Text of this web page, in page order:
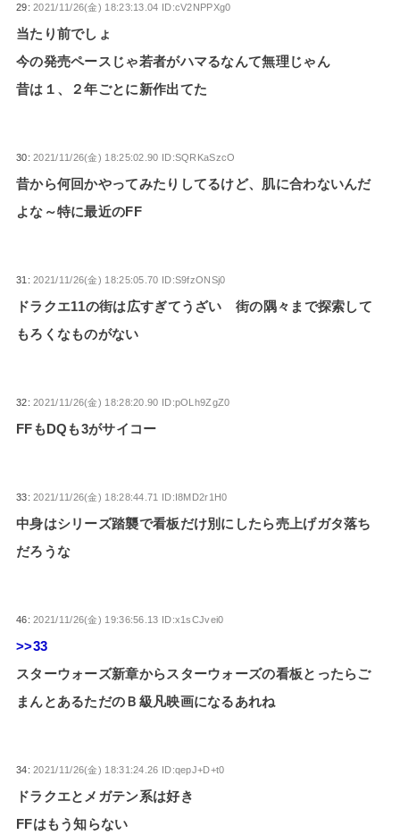
29: 2021/11/26(金) 18:23:13.04 ID:cV2NPPXg0
当たり前でしょ
今の発売ペースじゃ若者がハマるなんて無理じゃん
昔は１、２年ごとに新作出てた
30: 2021/11/26(金) 18:25:02.90 ID:SQRKaSzcO
昔から何回かやってみたりしてるけど、肌に合わないんだ
よな～特に最近のFF
31: 2021/11/26(金) 18:25:05.70 ID:S9fzONSj0
ドラクエ11の街は広すぎてうざい 街の隅々まで探索して
もろくなものがない
32: 2021/11/26(金) 18:28:20.90 ID:pOLh9ZgZ0
FFもDQも3がサイコー
33: 2021/11/26(金) 18:28:44.71 ID:I8MD2r1H0
中身はシリーズ踏襲で看板だけ別にしたら売上げガタ落ち
だろうな
46: 2021/11/26(金) 19:36:56.13 ID:x1sCJvei0
>>33
スターウォーズ新章からスターウォーズの看板とったらご
まんとあるただのＢ級凡映画になるあれね
34: 2021/11/26(金) 18:31:24.26 ID:qepJ+D+t0
ドラクエとメガテン系は好き
FFはもう知らない